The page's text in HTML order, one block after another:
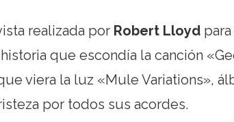
realizada por Robert Lloyd
que escondía la canción
viera la luz «Mule Variations»,
por todos sus acordes.